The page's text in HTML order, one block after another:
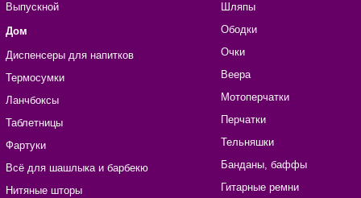
Выпускной
Дом
Диспенсеры для напитков
Термосумки
Ланчбоксы
Таблетницы
Фартуки
Всё для шашлыка и барбекю
Нитяные шторы
Шляпы
Ободки
Очки
Веера
Мотоперчатки
Перчатки
Тельняшки
Банданы, баффы
Гитарные ремни